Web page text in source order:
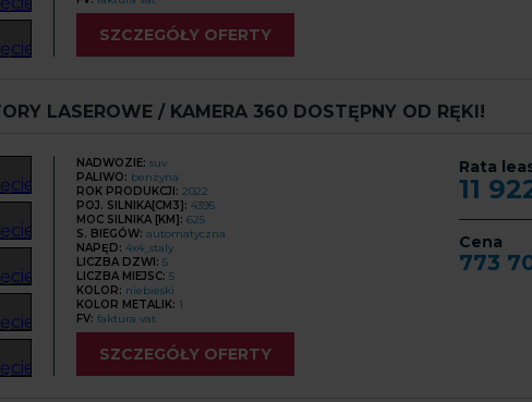
SZCZEGÓŁY OFERTY
LASEROWE / KAMERA 360 DOSTĘPNY OD RĘKI!
NADWOZIE: suv
PALIWO: benzyna
ROK PRODUKCJI: 2022
POJ. SILNIKA[CM3]: 4395
MOC SILNIKA [KM]: 625
S. BIEGÓW: automatyczna
NAPĘD: 4x4_staly
LICZBA DZWI: 5
LICZBA MIEJSC: 5
KOLOR: niebieski
KOLOR METALIK: 1
FV: faktura vat
SZCZEGÓŁY OFERTY
Rata
11
Cena
773